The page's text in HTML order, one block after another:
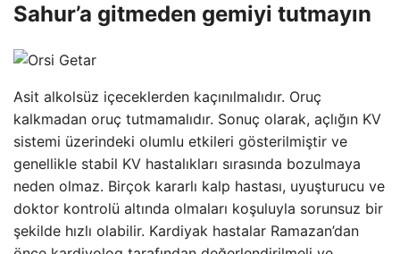
Sahur’a gitmeden gemiyi tutmayın
Asit alkolsüz içeceklerden kaçınılmalıdır. Oruç
kalkmadan oruç tutmamalıdır. Sonuç olarak, açlığın KV
sistemi üzerindeki olumlu etkileri gösterilmiştir ve
genellikle stabil KV hastalıkları sırasında bozulmaya
neden olmaz. Birçok kararlı kalp hastası, uyuşturucu ve
doktor kontrolü altında olmaları koşuluyla sorunsuz bir
şekilde hızlı olabilir. Kardiyak hastalar Ramazan’dan